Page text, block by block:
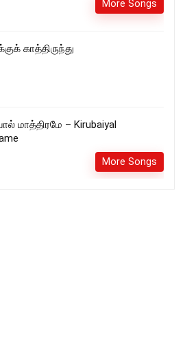
More Songs
காத்திருந்து
மாத்திரமே – Kirubaiyal
More Songs